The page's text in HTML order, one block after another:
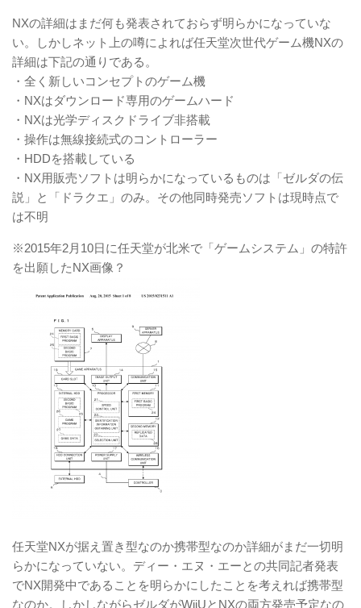
NXの詳細はまだ何も発表されておらず明らかになっていな
い。しかしネット上の噂によれば任天堂次世代ゲーム機NXの
詳細は下記の通りである。
・全く新しいコンセプトのゲーム機
・NXはダウンロード専用のゲームハード
・NXは光学ディスクドライブ非搭載
・操作は無線接続式のコントローラー
・HDDを搭載している
・NX用販売ソフトは明らかになっているものは「ゼルダの伝
説」と「ドラクエ」のみ。その他同時発売ソフトは現時点で
は不明
※2015年2月10日に任天堂が北米で「ゲームシステム」の特許
を出願したNX画像？
任天堂NXが据え置き型なのか携帯型なのか詳細がまだ一切明
らかになっていない。ディー・エヌ・エーとの共同記者発表
でNX開発中であることを明らかにしたことを考えれば携帯型
なのか。しかしながらゼルダがWiiUとNXの両方発売予定なの